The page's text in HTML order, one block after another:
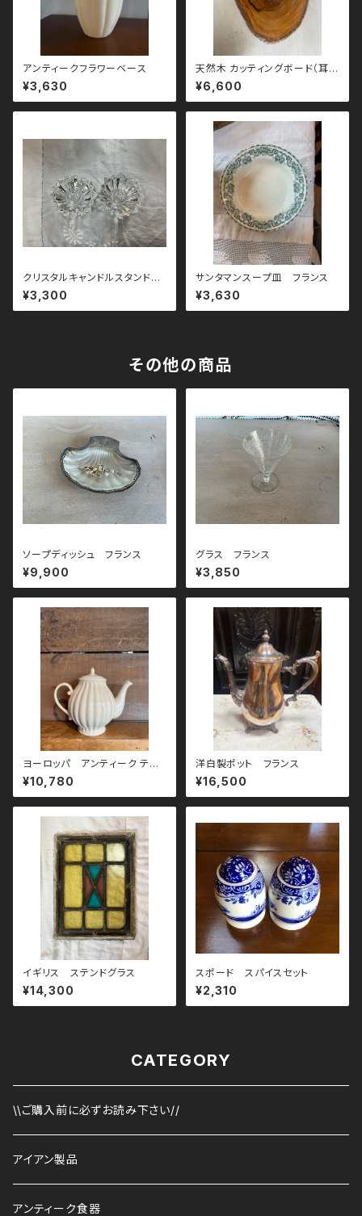
アンティークフラワーベース
¥3,630
天然木 カッティングボード（耳付
き）
¥6,600
クリスタルキャンドルスタンド
ペア イギリス
¥3,300
サンタマンスープ皿 フランス
¥3,630
その他の商品
ソープディッシュ フランス
¥9,900
グラス フランス
¥3,850
ヨーロッパ アンティーク ティ
ーポット
¥10,780
洋白製ポット フランス
¥16,500
イギリス ステンドグラス
¥14,300
スポード スパイスセット
¥2,310
CATEGORY
\\ご購入前に必ずお読み下さい//
アイアン製品
アンティーク食器